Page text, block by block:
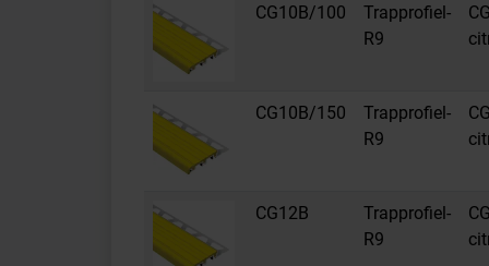
CG10B/100
Trapprofiel-
R9
CG10B/150
Trapprofiel-
R9
CG12B
Trapprofiel-
R9